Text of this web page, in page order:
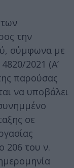
την
σύμφωνα με
2021 (Α’
παρούσας
να υποβάλει
σε
206 του ν.